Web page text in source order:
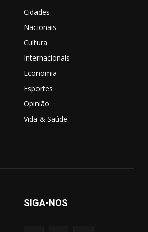
Cidades
Nacionais
Cultura
Internacionais
Economia
Esportes
Opinião
Vida & Saúde
SIGA-NOS